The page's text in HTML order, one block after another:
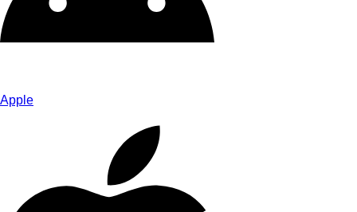
Apple